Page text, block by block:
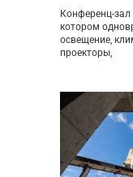
Конференц-
котором
освещение,
проекторы,